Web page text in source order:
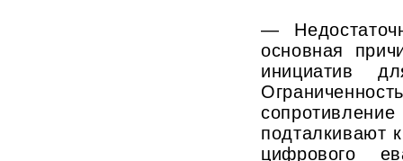
—
основная
инициатив
подталкивают
цифрового